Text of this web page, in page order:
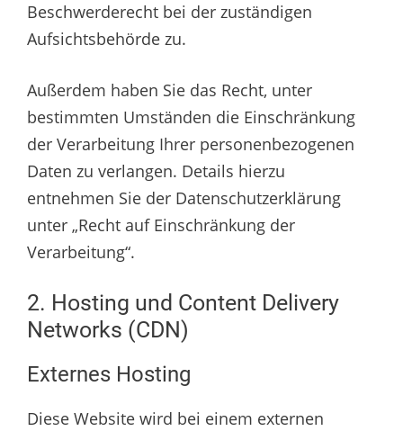
Beschwerderecht bei der zuständigen
Aufsichtsbehörde zu.
Außerdem haben Sie das Recht, unter
bestimmten Umständen die Einschränkung
der Verarbeitung Ihrer personenbezogenen
Daten zu verlangen. Details hierzu
entnehmen Sie der Datenschutzerklärung
unter „Recht auf Einschränkung der
Verarbeitung“.
2. Hosting und Content Delivery
Networks (CDN)
Externes Hosting
Diese Website wird bei einem externen